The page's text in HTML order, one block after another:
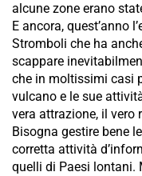
alcune zone erano
E ancora, quest’anno
Stromboli che ha
scappare
che in moltissimi casi
vulcano e le sue
vera attrazione, il
Bisogna gestire bene
corretta attività
quelli di Paesi lontani.